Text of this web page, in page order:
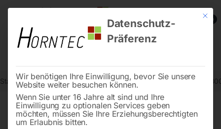
0
Start Werkstatttechnik Hebetechnik Wand-Schwenkarm WSA
Mit
Datenschutz-
Präferenz
Wir benötigen Ihre Einwilligung, bevor Sie unsere
Website weiter besuchen können.
Wenn Sie unter 16 Jahre alt sind und Ihre
Einwilligung zu optionalen Services geben
möchten, müssen Sie Ihre Erziehungsberechtigten
um Erlaubnis bitten.